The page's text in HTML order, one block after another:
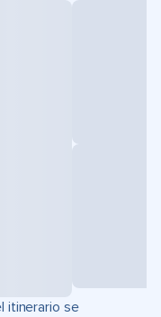
itinerario se